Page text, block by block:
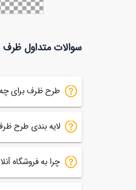
35
سوالات متداول ظرف
طرح ظرف برای
لایه بندی طرح
چرا به فروشگاه